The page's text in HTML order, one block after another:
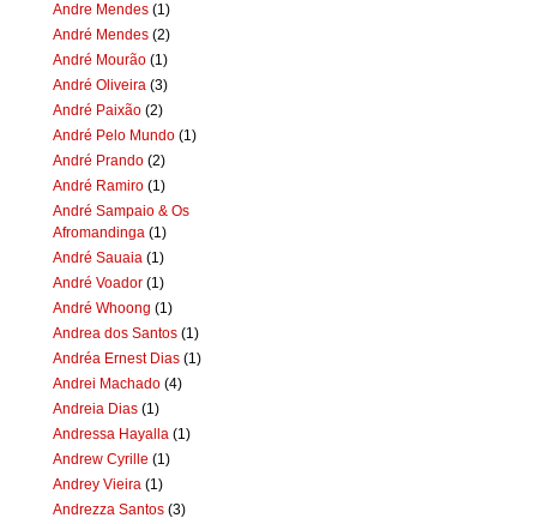
Andre Mendes (1)
André Mendes (2)
André Mourão (1)
André Oliveira (3)
André Paixão (2)
André Pelo Mundo (1)
André Prando (2)
André Ramiro (1)
André Sampaio & Os
Afromandinga (1)
André Sauaia (1)
André Voador (1)
André Whoong (1)
Andrea dos Santos (1)
Andréa Ernest Dias (1)
Andrei Machado (4)
Andreia Dias (1)
Andressa Hayalla (1)
Andrew Cyrille (1)
Andrey Vieira (1)
Andrezza Santos (3)